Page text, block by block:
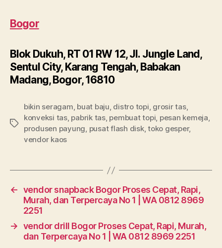
Bogor
Blok Dukuh, RT 01 RW 12, Jl. Jungle Land,
Sentul City, Karang Tengah, Babakan
Madang, Bogor, 16810
Tags
bikin seragam, buat baju, distro topi, grosir tas,
konveksi tas, pabrik tas, pembuat topi, pesan kemeja,
produsen payung, pusat flash disk,toko gesper,
vendor kaos
← vendor snapback Bogor Proses Cepat, Rapi,
Murah, dan Terpercaya No 1 | WA 0812 8969
2251
→ vendor drill Bogor Proses Cepat, Rapi, Murah,
dan Terpercaya No 1 | WA 0812 8969 2251